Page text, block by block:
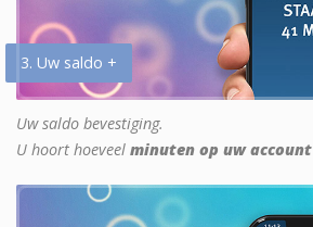
3. Uw saldo +
Uw saldo bevestiging.
U hoort hoeveel minuten op uw account